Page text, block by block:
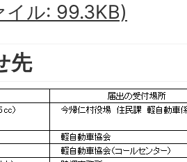
イル: 99.3KB)
先